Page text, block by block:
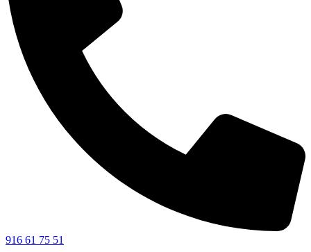
916 61 75 51